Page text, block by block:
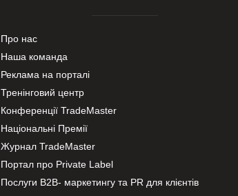
Про нас
Наша команда
Реклама на порталі
Тренінговий центр
Конференції TradeMaster
Національні Премії
Журнал TradeMaster
Портал про Private Label
Послуги В2В- маркетингу та PR для клієнтів